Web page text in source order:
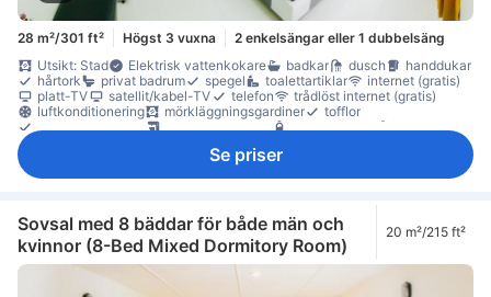
28 m²/301 ft² Högst 3 vuxna
2 enkelsängar eller 1 dubbelsäng
Utsikt: Stad
Elektrisk vattenkokare badkar dusch
handdukar
hårtork
privat badrum spegel toalettartiklar
internet (gratis)
platt-TV
satellit/kabel-TV telefon
trådlöst internet (gratis)
luftkonditionering
mörkläggningsgardiner
tofflor
väckningsservice
gratis snabbkaffe
gratis vatten på flaska
balkong/terrass
Fönster
Se priser
Sovsal med 8 bäddar för både män och
kvinnor (8-Bed Mixed Dormitory Room)
20 m²/215 ft²